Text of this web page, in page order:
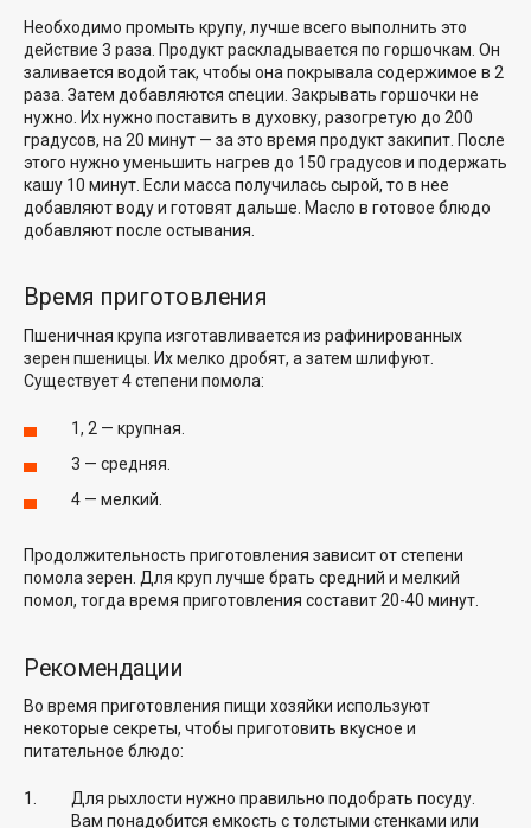
Необходимо промыть крупу, лучше всего выполнить это
действие 3 раза. Продукт раскладывается по горшочкам. Он
заливается водой так, чтобы она покрывала содержимое в 2
раза. Затем добавляются специи. Закрывать горшочки не
нужно. Их нужно поставить в духовку, разогретую до 200
градусов, на 20 минут — за это время продукт закипит. После
этого нужно уменьшить нагрев до 150 градусов и подержать
кашу 10 минут. Если масса получилась сырой, то в нее
добавляют воду и готовят дальше. Масло в готовое блюдо
добавляют после остывания.
Время приготовления
Пшеничная крупа изготавливается из рафинированных
зерен пшеницы. Их мелко дробят, а затем шлифуют.
Существует 4 степени помола:
1, 2 — крупная.
3 — средняя.
4 — мелкий.
Продолжительность приготовления зависит от степени
помола зерен. Для круп лучше брать средний и мелкий
помол, тогда время приготовления составит 20-40 минут.
Рекомендации
Во время приготовления пищи хозяйки используют
некоторые секреты, чтобы приготовить вкусное и
питательное блюдо:
Для рыхлости нужно правильно подобрать посуду.
Вам понадобится емкость с толстыми стенками или